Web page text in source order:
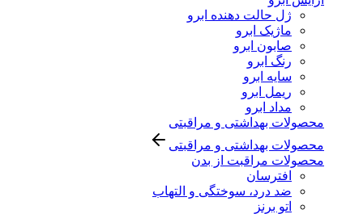
ژل حالت دهنده ابرو
ماژیک ابرو
صابون ابرو
رنگ ابرو
سایه ابرو
ریمل ابرو
مداد ابرو
محصولات بهداشتی و مراقبتی
محصولات بهداشتی و مراقبتی
محصولات مراقبت از بدن
افترسان
ضد درد، سوختگی و التهاب
اتو برنز